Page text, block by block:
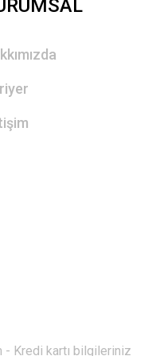
Kredi kartı bilgileriniz